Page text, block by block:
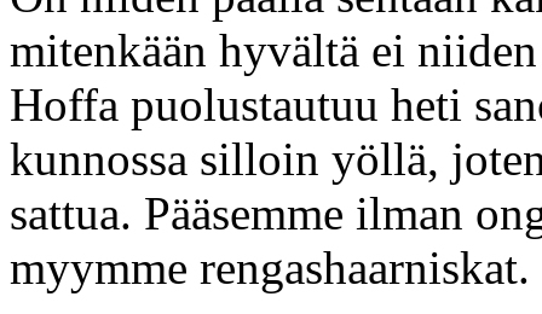
mitenkään hyvältä ei
Hoffa puolustautuu heti
kunnossa silloin yöllä,
sattua. Pääsemme ilman
myymme rengashaarniskat.